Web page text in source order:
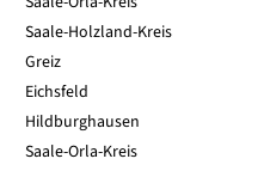
Saale-Holzland-Kreis
Greiz
Eichsfeld
Hildburghausen
Saale-Orla-Kreis